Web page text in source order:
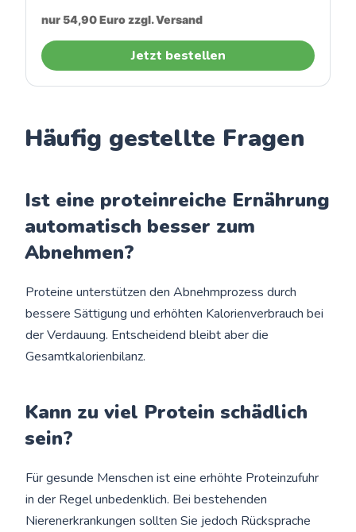
nur 54,90 Euro zzgl. Versand
Jetzt bestellen
Häufig gestellte Fragen
Ist eine proteinreiche Ernährung
automatisch besser zum
Abnehmen?
Proteine unterstützen den Abnehmprozess durch
bessere Sättigung und erhöhten Kalorienverbrauch bei
der Verdauung. Entscheidend bleibt aber die
Gesamtkalorienbilanz.
Kann zu viel Protein schädlich
sein?
Für gesunde Menschen ist eine erhöhte Proteinzufuhr
in der Regel unbedenklich. Bei bestehenden
Nierenerkrankungen sollten Sie jedoch Rücksprache